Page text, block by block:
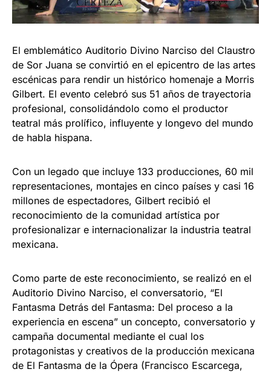
El emblemático Auditorio Divino Narciso del Claustro
de Sor Juana se convirtió en el epicentro de las artes
escénicas para rendir un histórico homenaje a Morris
Gilbert. El evento celebró sus 51 años de trayectoria
profesional, consolidándolo como el productor
teatral más prolífico, influyente y longevo del mundo
de habla hispana.
Con un legado que incluye 133 producciones, 60 mil
representaciones, montajes en cinco países y casi 16
millones de espectadores, Gilbert recibió el
reconocimiento de la comunidad artística por
profesionalizar e internacionalizar la industria teatral
mexicana.
Como parte de este reconocimiento, se realizó en el
Auditorio Divino Narciso, el conversatorio, “El
Fantasma Detrás del Fantasma: Del proceso a la
experiencia en escena” un concepto, conversatorio y
campaña documental mediante el cual los
protagonistas y creativos de la producción mexicana
de El Fantasma de la Ópera (Francisco Escarcega,